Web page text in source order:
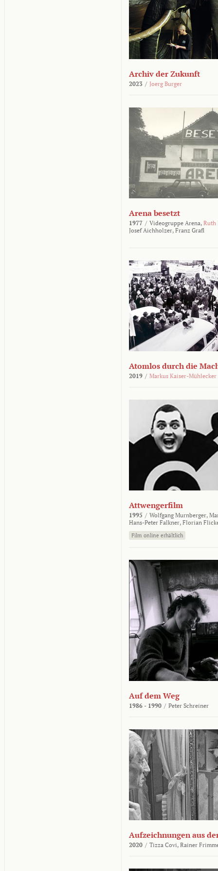
Archiv der Zukunft
2023 / Joerg Burger
Arena besetzt
1977 / Videogruppe Arena, Ruth
Josef Aichholzer, Franz Grafl
Atomlos durch die
2019 / Markus Kaiser-Mühlecker
Attwengerfilm
1995 / Wolfgang Murnberger,
Hans-Peter Falkner, Florian
Film online erhältlich
Auf dem Weg
1986 - 1990 / Peter Schreiner
Aufzeichnungen aus
2020 / Tizza Covi, Rainer